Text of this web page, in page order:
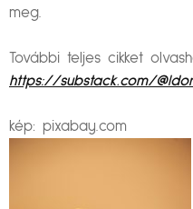
meg.
További teljes cikket
https://substack.com/
kép: pixabay.com